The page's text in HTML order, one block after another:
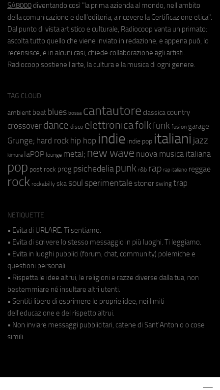
SA8000 diventando così "la prima azienda al mondo, nell'ambito
della comunicazione e dell'editoria, a ricevere la Certificazione etica".
Dal punto di vista artistico e culturale, Radiocoop vanta un primato:
ascolta tutto quello che viene inviato in redazione, e appena può, lo
recensisce, e in alcuni casi, chiede collaborazione agli artisti.
Radiocoop sostiene l'arte, la cultura e la musica di ogni genere.
TAG CLOUD
ambient beat blues bossa cantautore classica country
crossover dance disco elettronicafolkfunk fusion garage
Grunge; hard rock hip hop indie indie pop italiani jazz
kimura laPOP lounge metal; new wave nuova musica italiana
pop post rock prog psichedeliapunk r&b rap rap italiano reggae
rock rockabilly ska soul sperimentale stoner swing trap
NETIQUETTE
• Evita di URLARE. Ti sentiamo.
• Evita di scrivere lo stesso messaggio in più luoghi. Ti leggiamo.
• Evita in luoghi pubblici (forum, chat, community) polemiche e
questioni personali.
• Rispetta le idee altrui, le religioni e razze diverse dalla tua, non
bestemmiare né insultare altri utenti.
• Sentiti libero di esprimere le proprie idee, nei limiti
dell'educazione e del rispetto altrui.
• Non inviare messaggi pubblicitari, catene di Sant'Antonio o cose
simili.